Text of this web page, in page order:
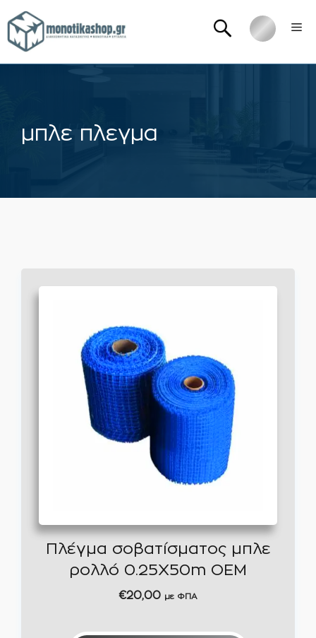
Μετάβαση
σε
περιεχόμενο
μπλε πλεγμα
Πλέγμα σοβατίσματος μπλε
ρολλό 0.25Χ50m ΟΕΜ
€20,00 με ΦΠΑ